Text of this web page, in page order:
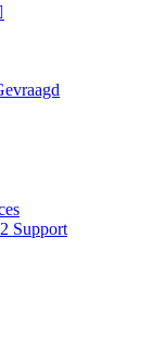
Support